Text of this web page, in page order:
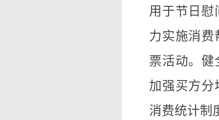
用于节日
力实施消
票活动。健
加强买方分
消费统计制